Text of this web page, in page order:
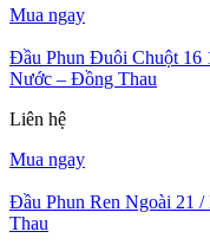
Mua ngay
Đầu Phun Đuôi Chuột 16
Nước – Đồng Thau
Liên hệ
Mua ngay
Đầu Phun Ren Ngoài 21
Thau